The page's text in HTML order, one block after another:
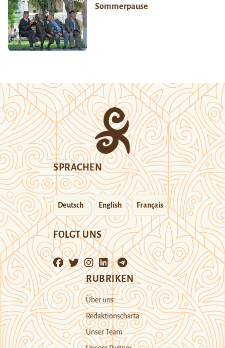
Sommerpause
SPRACHEN
Deutsch English Français
FOLGT UNS
RUBRIKEN
Über uns
Redaktionscharta
Unser Team